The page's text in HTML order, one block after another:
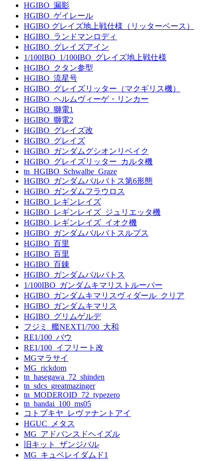
HGIBO_漏影
HGIBO_ゲイレール
HGIBO グレイズ地上戦仕様（リッターベース）
HGIBO_ランドマンロディ
HGIBO_グレイズアイン
1/100IBO_1/100IBO_グレイズ地上戦仕様
HGIBO_クタン参型
HGIBO_流星号
HGIBO_グレイズリッター（マクギリス機）
HGIBO_ヘルムヴィーゲ・リンカー
HGIBO_獅電1
HGIBO_獅電2
HGIBO_グレイズ改
HGIBO_グレイズ
HGIBO_ガンダムグシオンリベイク
HGIBO_グレイズリッター_カルタ機
tn_HGIBO_Schwalbe_Graze
HGIBO_ガンダムバルバトス第6形態
HGIBO_ガンダムフラウロス
HGIBO_レギンレイズ
HGIBO_レギンレイズ_ジュリエッタ機
HGIBO_レギンレイズ_イオク機
HGIBO_ガンダムバルバトスルプス
HGIBO_百里
HGIBO_百里
HGIBO_百錬
HGIBO_ガンダムバルバトス
1/100IBO_ガンダムキマリストルーパー
HGIBO_ガンダムキマリスヴィダール_クリア
HGIBO_ガンダムキマリス
HGIBO_グリムゲルデ
フジミ_艦NEXT1/700_大和
RE1/100_バウ
RE1/100_イフリート改
MGマラサイ
MG_rickdom
tn_hasegawa_72_shinden
tn_sdcs_greatmazinger
tn_MODEROID_72_typezero
tn_bandai_100_ms05
コトブキヤ_レヴァナントアイ
HGUC_メタス
MG_アドバンスドヘイズル
旧キット_ザンジバル
MG_キュベレイダムド1